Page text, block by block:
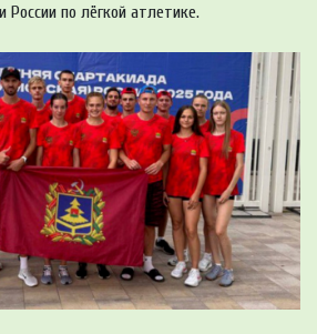
по лёгкой атлетике.